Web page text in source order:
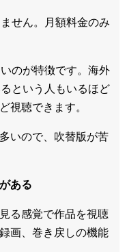
せん。
月額料金のみ
のが特徴です。海外
という人もいるほど
視聴できます。
いので、吹替版が苦
ある
る感覚で作品を視聴
画、巻き戻しの機能